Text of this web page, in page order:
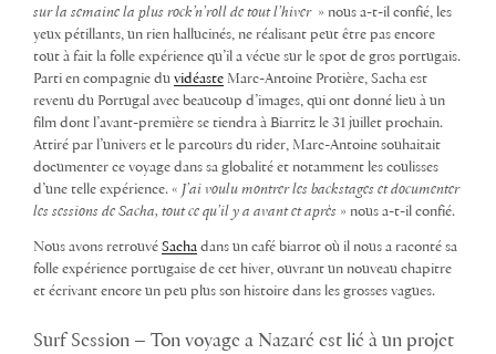
sur la semaine la plus rock’n’roll de toutl’hiver» nous a-t-il confié, les
yeux pétillants, un rien hallucinés, ne réalisant peut être pas encore
tout à fait la folle expérience qu’il a vécue sur le spot de gros portugais.
Parti en compagnie du vidéaste Marc-Antoine Protière, Sacha est
revenu du Portugal avec beaucoup d’images, qui ont donné lieu à un
film dont l’avant-première se tiendra à Biarritz le 31 juillet prochain.
Attiré par l’univers et le parcours du rider, Marc-Antoine souhaitait
documenter ce voyage dans sa globalité et notamment les coulisses
d’une telle expérience. « J’ai voulu montrer les backstages et documenter
les sessions de Sacha, tout ce qu’il y a avant et après » nous a-t-il confié.
Nous avons retrouvé Sacha dans un café biarrot où il nous a raconté sa
folle expérience portugaise de cet hiver, ouvrant un nouveau chapitre
et écrivant encore un peu plus son histoire dans les grosses vagues.
Surf Session – Ton voyage a Nazaré est lié à un projet